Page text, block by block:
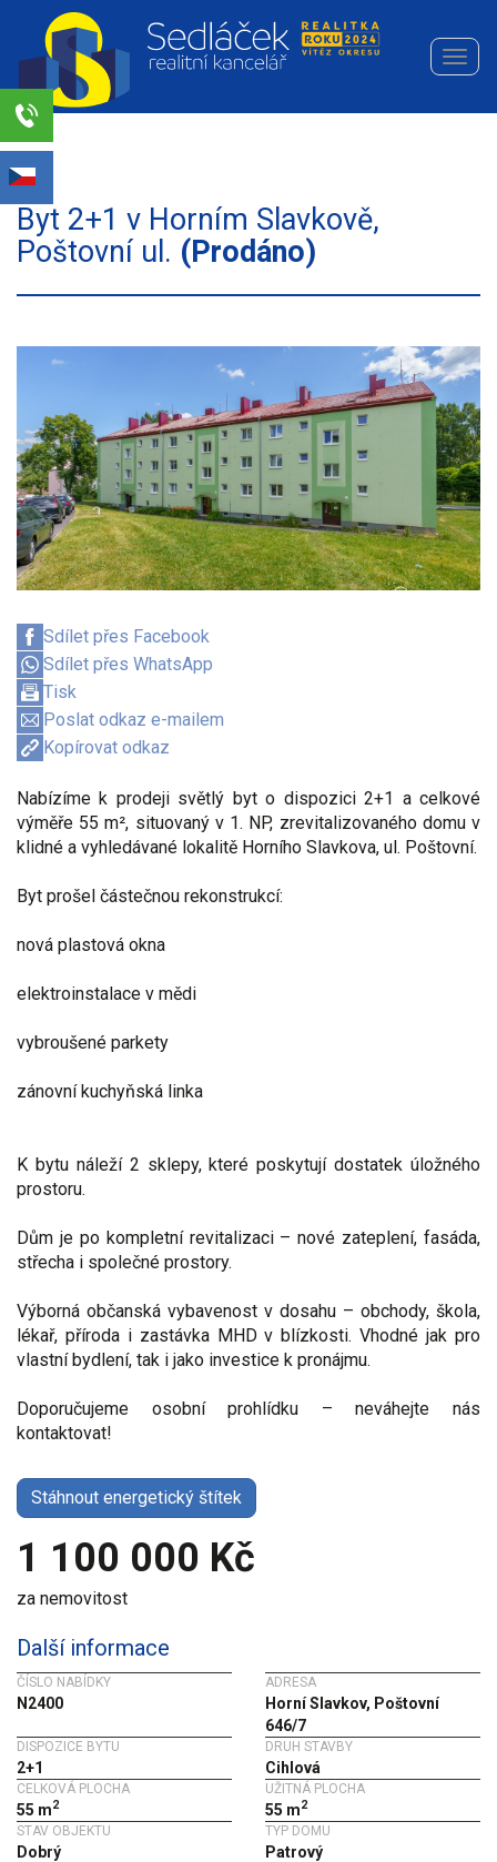
Realitní
kancelář
Sedláček
s.r.o.
Byt 2+1 v Horním Slavkově,
Poštovní ul. (Prodáno)
Sdílet přes Facebook
Sdílet přes WhatsApp
Tisk
Poslat odkaz e-mailem
Kopírovat odkaz
Nabízíme k prodeji světlý byt o dispozici 2+1 a celkové
výměře 55 m², situovaný v 1. NP, zrevitalizovaného domu v
klidné a vyhledávané lokalitě Horního Slavkova, ul. Poštovní.
Byt prošel částečnou rekonstrukcí:
nová plastová okna
elektroinstalace v mědi
vybroušené parkety
zánovní kuchyňská linka
K bytu náleží 2 sklepy, které poskytují dostatek úložného
prostoru.
Dům je po kompletní revitalizaci – nové zateplení, fasáda,
střecha i společné prostory.
Výborná občanská vybavenost v dosahu – obchody, škola,
lékař, příroda i zastávka MHD v blízkosti. Vhodné jak pro
vlastní bydlení, tak i jako investice k pronájmu.
Doporučujeme osobní prohlídku – neváhejte nás
kontaktovat!
Stáhnout energetický štítek
1 100 000 Kč
za nemovitost
Další informace
ČÍSLO NABÍDKY
N2400
ADRESA
Horní Slavkov, Poštovní
646/7
DISPOZICE BYTU
2+1
DRUH STAVBY
Cihlová
CELKOVÁ PLOCHA
55 m2
UŽITNÁ PLOCHA
55 m2
STAV OBJEKTU
Dobrý
TYP DOMU
Patrový